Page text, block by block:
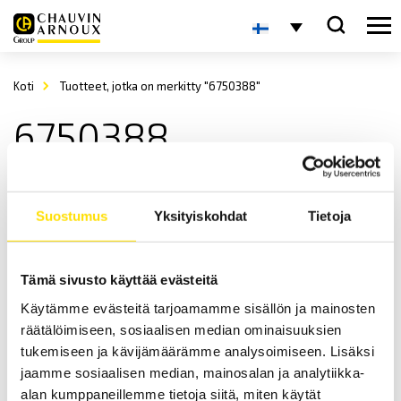
Suostumus Yksityiskohdat Tietoja
Tämä sivusto käyttää evästeitä
Käytämme evästeitä tarjoamamme sisällön ja mainosten
räätälöimiseen, sosiaalisen median ominaisuuksien
tukemiseen ja kävijämäärämme analysoimiseen. Lisäksi
jaamme sosiaalisen median, mainosalan ja analytiikka-
alan kumppaneillemme tietoja siitä, miten käytät
Koti Tuotteet, jotka on merkitty "6750388"
6750388
CA1864 ja CA1866 IR-lämpömittarit
IR-lämpömittarit kosketuksettomaan lämpötilan mittaukseen.
LUE LISÄÄ